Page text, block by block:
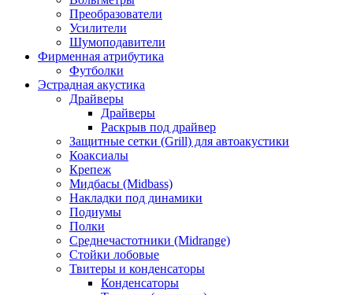
Преобразователи
Усилители
Шумоподавители
Фирменная атрибутика
Футболки
Эстрадная акустика
Драйверы
Драйверы
Раскрыв под драйвер
Защитные сетки (Grill) для автоакустики
Коаксиалы
Крепеж
Мидбасы (Midbass)
Накладки под динамики
Подиумы
Полки
Среднечастотники (Midrange)
Стойки лобовые
Твитеры и конденсаторы
Конденсаторы